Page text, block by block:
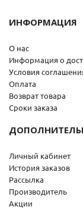
ИНФОРМАЦИЯ
О нас
Информация о
Условия
Оплата
Возврат товара
Сроки заказа
Личный кабинет
История заказов
Рассылка
Производитель
Акции